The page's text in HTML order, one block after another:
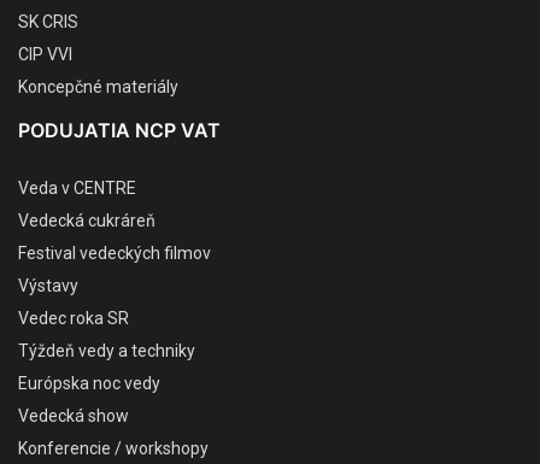
SK CRIS
CIP VVI
Koncepčné materiály
PODUJATIA NCP VAT
Veda v CENTRE
Vedecká cukráreň
Festival vedeckých filmov
Výstavy
Vedec roka SR
Týždeň vedy a techniky
Európska noc vedy
Vedecká show
Konferencie / workshopy